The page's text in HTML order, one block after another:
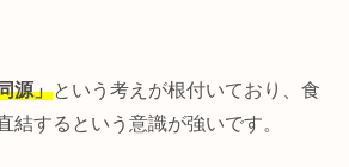
源」という考えが根付いており、食
結するという意識が強いです。